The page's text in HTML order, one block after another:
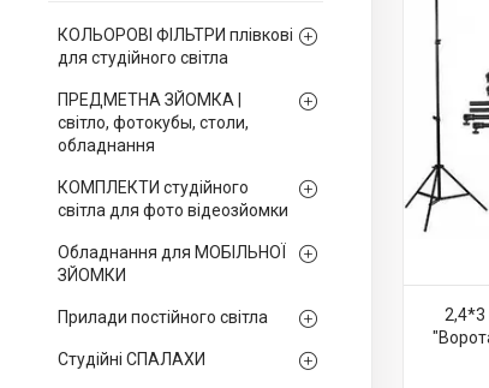
КОЛЬОРОВІ ФІЛЬТРИ плівкові
для студійного світла
ПРЕДМЕТНА ЗЙОМКА |
світло, фотокубы, столи,
обладнання
КОМПЛЕКТИ студійного
світла для фото відеозйомки
Обладнання для МОБІЛЬНОЇ
ЗЙОМКИ
Прилади постійного світла
Студійні СПАЛАХИ